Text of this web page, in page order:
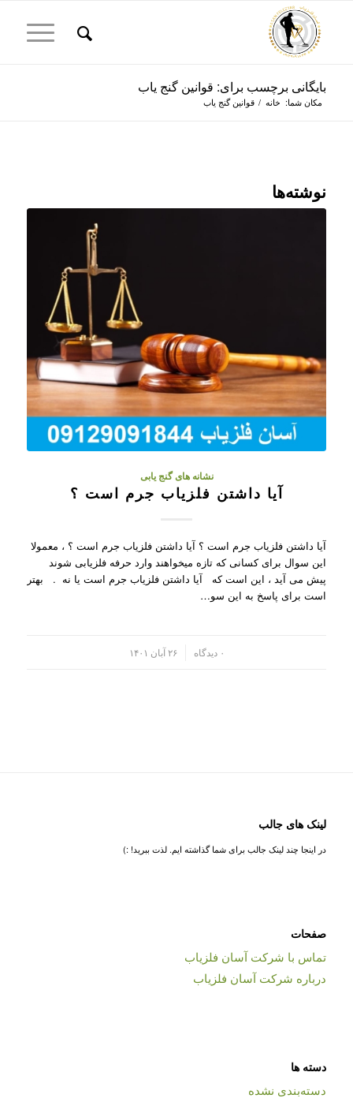
بایگانی برچسب برای: قوانین گنج یاب
مکان شما: خانه / قوانین گنج یاب
نوشته‌ها
نشانه های گنج یابی
آیا داشتن فلزیاب جرم است ؟
آیا داشتن فلزیاب جرم است ؟ آیا داشتن فلزیاب جرم است ؟ ، معمولا
این سوال برای کسانی که تازه میخواهند وارد حرفه فلزیابی شوند
پیش می آید ، این است که آیا داشتن فلزیاب جرم است یا نه . بهتر
است برای پاسخ به این سو…
۰ دیدگاه ۲۶ آبان ۱۴۰۱
لینک های جالب
در اینجا چند لینک جالب برای شما گذاشته ایم. لذت ببرید! :)
صفحات
تماس با شرکت آسان فلزیاب
درباره شرکت آسان فلزیاب
دسته ها
دسته‌بندی نشده